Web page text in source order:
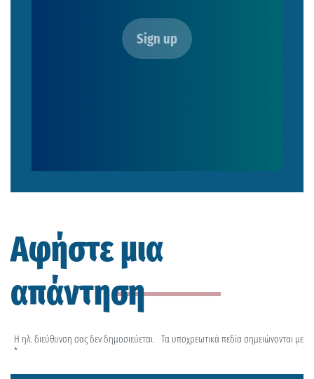
Αφήστε μια
απάντηση
Η ηλ. διεύθυνση σας δεν δημοσιεύεται. Τα υποχρεωτικά πεδία σημειώνονται με
*